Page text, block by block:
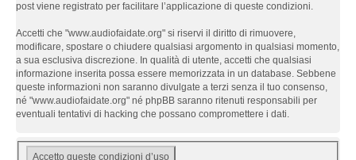
post viene registrato per facilitare l’applicazione di queste condizioni.
Accetti che "www.audiofaidate.org" si riservi il diritto di rimuovere,
modificare, spostare o chiudere qualsiasi argomento in qualsiasi momento,
a sua esclusiva discrezione. In qualità di utente, accetti che qualsiasi
informazione inserita possa essere memorizzata in un database. Sebbene
queste informazioni non saranno divulgate a terzi senza il tuo consenso,
né "www.audiofaidate.org" né phpBB saranno ritenuti responsabili per
eventuali tentativi di hacking che possano compromettere i dati.